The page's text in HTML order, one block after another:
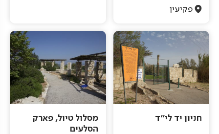
פקיעין
חניון יד לי"ד
מסלול טיול, פארק
הסלעים